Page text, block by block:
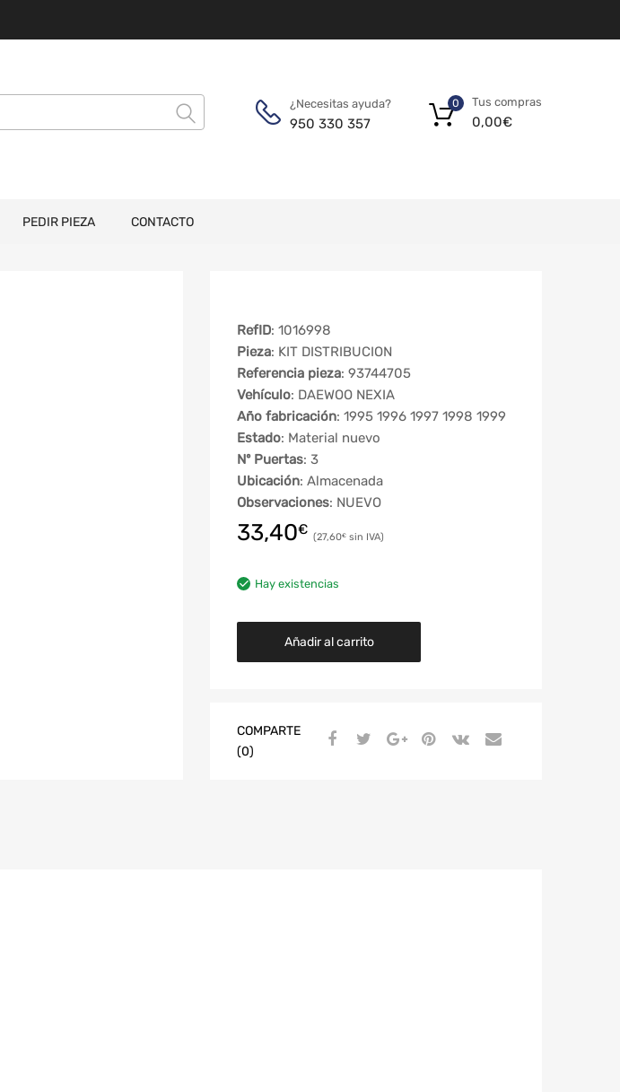
¿Necesitas ayuda?
950 330 357
Tus compras
0,00€
0
PEDIR PIEZA CONTACTO
RefID: 1016998
Pieza: KIT DISTRIBUCION
Referencia pieza: 93744705
Vehículo: DAEWOO NEXIA
Año fabricación: 1995 1996 1997 1998 1999
Estado: Material nuevo
Nº Puertas: 3
Ubicación: Almacenada
Observaciones: NUEVO
33,40€ 27,60€
Hay existencias
Añadir al carrito
COMPARTE
(0)